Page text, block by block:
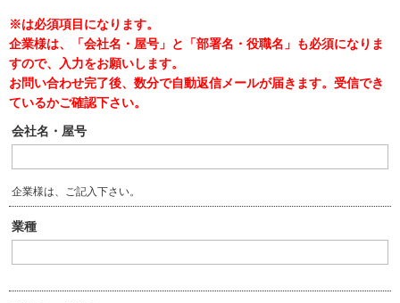
会社案内
お問い合わせ
※は必須項目になります。
企業様は、「会社名・屋号」と「部署名・役職名」も必須になりま
すので、入力をお願いします。
お問い合わせ完了後、数分で自動返信メールが届きます。受信でき
ているかご確認下さい。
会社名・屋号
企業様は、ご記入下さい。
業種